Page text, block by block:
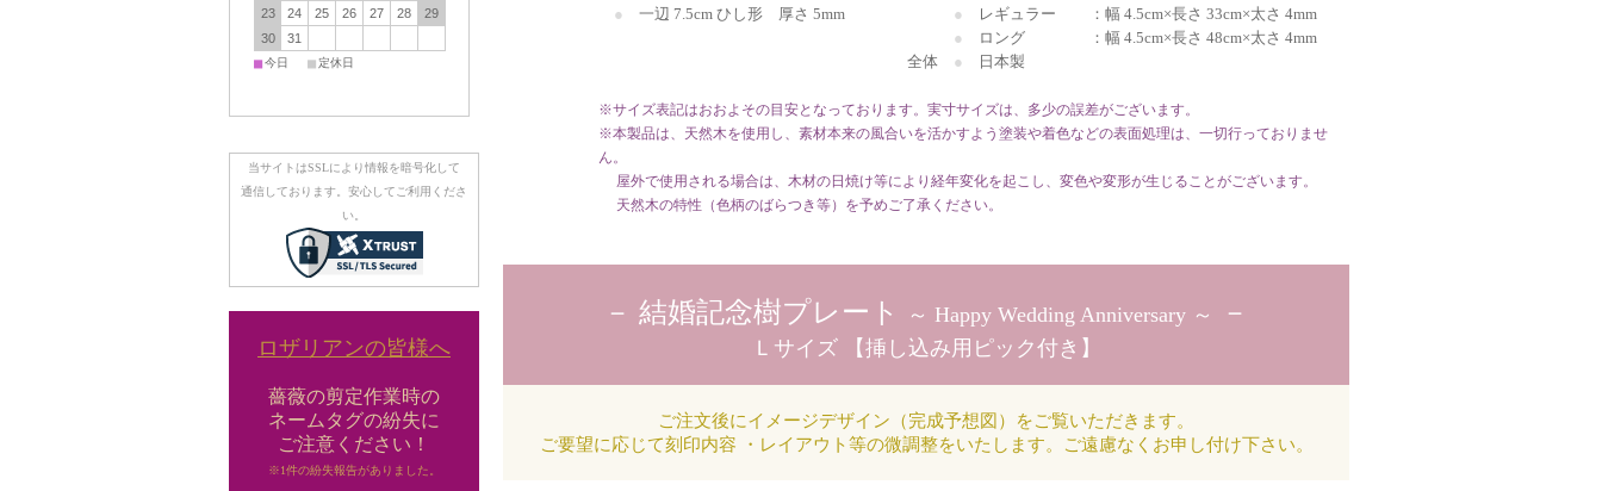
● 一辺 7.5cm ひし形 厚さ 5mm ● レギュラー
：幅 4.5cm×長さ 33cm×太さ 4mm
● ロング
：幅 4.5cm×長さ 48cm×太さ 4mm
全体 ● 日本製
※サイズ表記はおおよその目安となっております。実寸サイズは、多少の誤差がございます。
※本製品は、天然木を使用し、素材本来の風合いを活かすよう塗装や着色などの表面処理は、一切行っておりませ
ん。
屋外で使用される場合は、木材の日焼け等により経年変化を起こし、変色や変形が生じることがございます。
天然木の特性（色柄のばらつき等）を予めご了承ください。
－ 結婚記念樹プレート ～ Happy Wedding Anniversary ～ －
Ｌサイズ 【挿し込み用ピック付き】
ご注文後にイメージデザイン（完成予想図）をご覧いただきます。
ご要望に応じて刻印内容 ・レイアウト等の微調整をいたします。ご遠慮なくお申し付け下さい。
23
24 25 26 27 28
29
30
31
■今日 ■定休日
当サイトはSSLにより情報を暗号化して
通信しております。安心してご利用くださ
い。
ロザリアンの皆様へ
薔薇の剪定作業時の
ネームタグの紛失に
ご注意ください！
※1件の紛失報告がありました。